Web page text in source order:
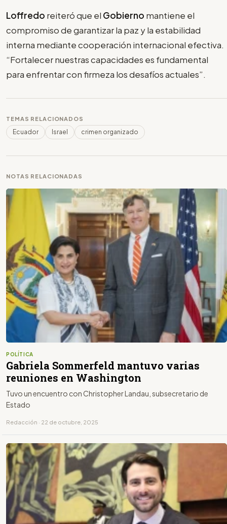
Loffredo reiteró que el Gobierno mantiene el
compromiso de garantizar la paz y la estabilidad
interna mediante cooperación internacional efectiva.
“Fortalecer nuestras capacidades es fundamental
para enfrentar con firmeza los desafíos actuales”.
TEMAS RELACIONADOS
Ecuador Israel crimen organizado
NOTAS RELACIONADAS
POLÍTICA
Gabriela Sommerfeld mantuvo varias
reuniones en Washington
Tuvo un encuentro con Christopher Landau, subsecretario de
Estado
Redacción · 22 de octubre, 2025